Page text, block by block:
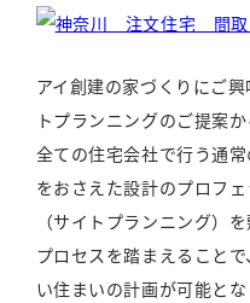
アイ創建の家づくりにご
トプランニングのご提案か
全ての住宅会社で行う通
をおさえた設計のプロフ
（サイトプランニング）
プロセスを踏まえること
い住まいの計画が可能とな